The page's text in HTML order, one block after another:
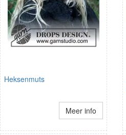
Heksenmuts
Meer info